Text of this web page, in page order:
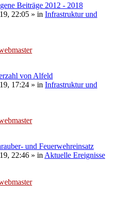
Beiträge 2012 - 2018
22:05 » in Infrastruktur und
von Alfeld
17:24 » in Infrastruktur und
und Feuerwehreinsatz
22:46 » in Aktuelle Ereignisse